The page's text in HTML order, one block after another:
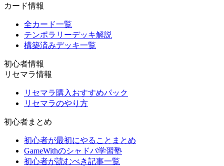
カード情報
全カード一覧
テンポラリーデッキ解説
構築済みデッキ一覧
初心者情報
リセマラ情報
リセマラ購入おすすめパック
リセマラのやり方
初心者まとめ
初心者が最初にやることまとめ
GameWithのシャドバ学習塾
初心者が読むべき記事一覧